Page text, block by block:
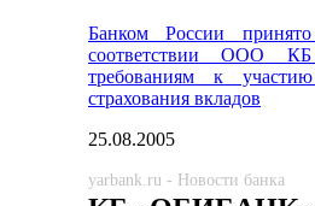
Банком России
соответствии ООО
требованиям к
страхования вкладов
25.08.2005
yarbank.ru - Новости банка